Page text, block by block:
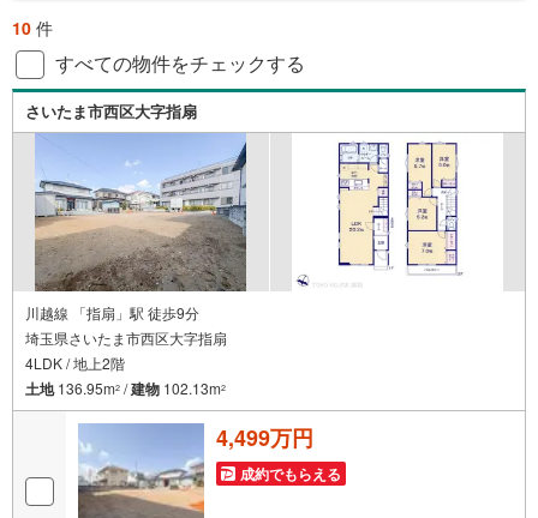
10 件
すべての物件をチェックする
さいたま市西区大字指扇
川越線 「指扇」駅 徒歩9分
埼玉県さいたま市西区大字指扇
4LDK / 地上2階
土地136.95m2 /建物 102.13m2
4,499万円
成約でもらえる